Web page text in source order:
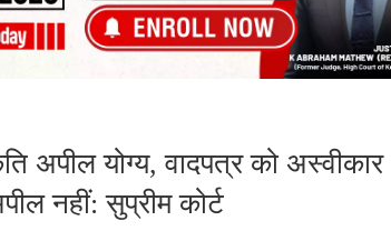
अपील योग्य, वादपत्र को अस्वीकार
नहीं: सुप्रीम कोर्ट